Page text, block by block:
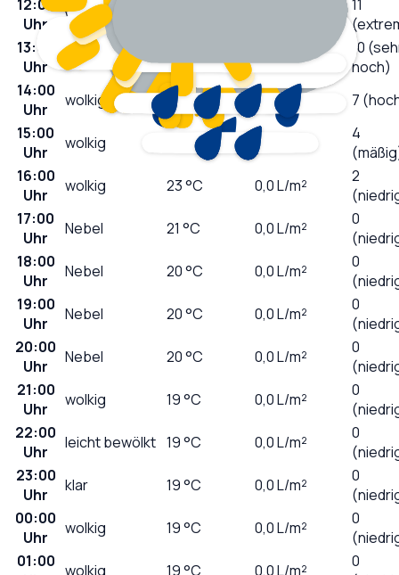
12:00
Uhr
wolkig
11
13:00
Uhr
wolkig L/m²
10
hoch)
14:00
Uhr
wolkig 24°C 0,0L/m²
7
15:00
Uhr
wolkig °C 0,0
4
16:00
Uhr
wolkig 23°C 0,0L/m²
2
17:00
Uhr
Nebel 21 °C 0,0L/m²
0
18:00
Uhr
Nebel 20°C 0,0L/m²
0
19:00
Uhr
Nebel 20°C 0,0L/m²
0
20:00
Uhr
Nebel 20°C 0,0L/m²
0
21:00
Uhr
wolkig 19°C 0,0L/m²
0
22:00
Uhr
leicht bewölkt 19°C 0,0L/m²
0
23:00
Uhr
klar 19°C 0,0L/m²
0
00:00
Uhr
wolkig 19°C 0,0L/m²
0
01:00 wolkig 19°C 0,0L/m²
0